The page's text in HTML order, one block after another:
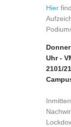
Hier
Uhr -
2101/